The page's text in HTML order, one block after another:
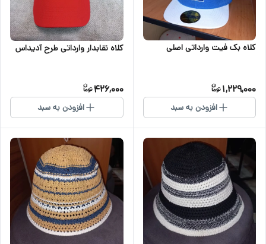
کلاه بک فیت وارداتی اصلی
1,229,000
افزودن به سبد
کلاه نقابدار وارداتی طرح آدیداس
426,000
افزودن به سبد